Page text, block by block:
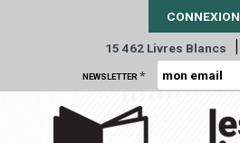
CONNEXION
15 462 Livres Blancs |
NEWSLETTER *